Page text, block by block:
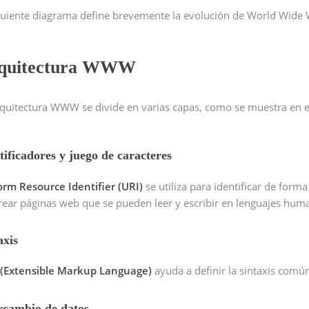
diagrama define brevemente la evolución de World Wide
WWW
WWW se divide en varias capas, como se muestra en
y juego de caracteres
Resource Identifier (URI) se utiliza para identificar de
páginas web que se pueden leer y escribir en lenguajes
Markup Language) ayuda a definir la sintaxis